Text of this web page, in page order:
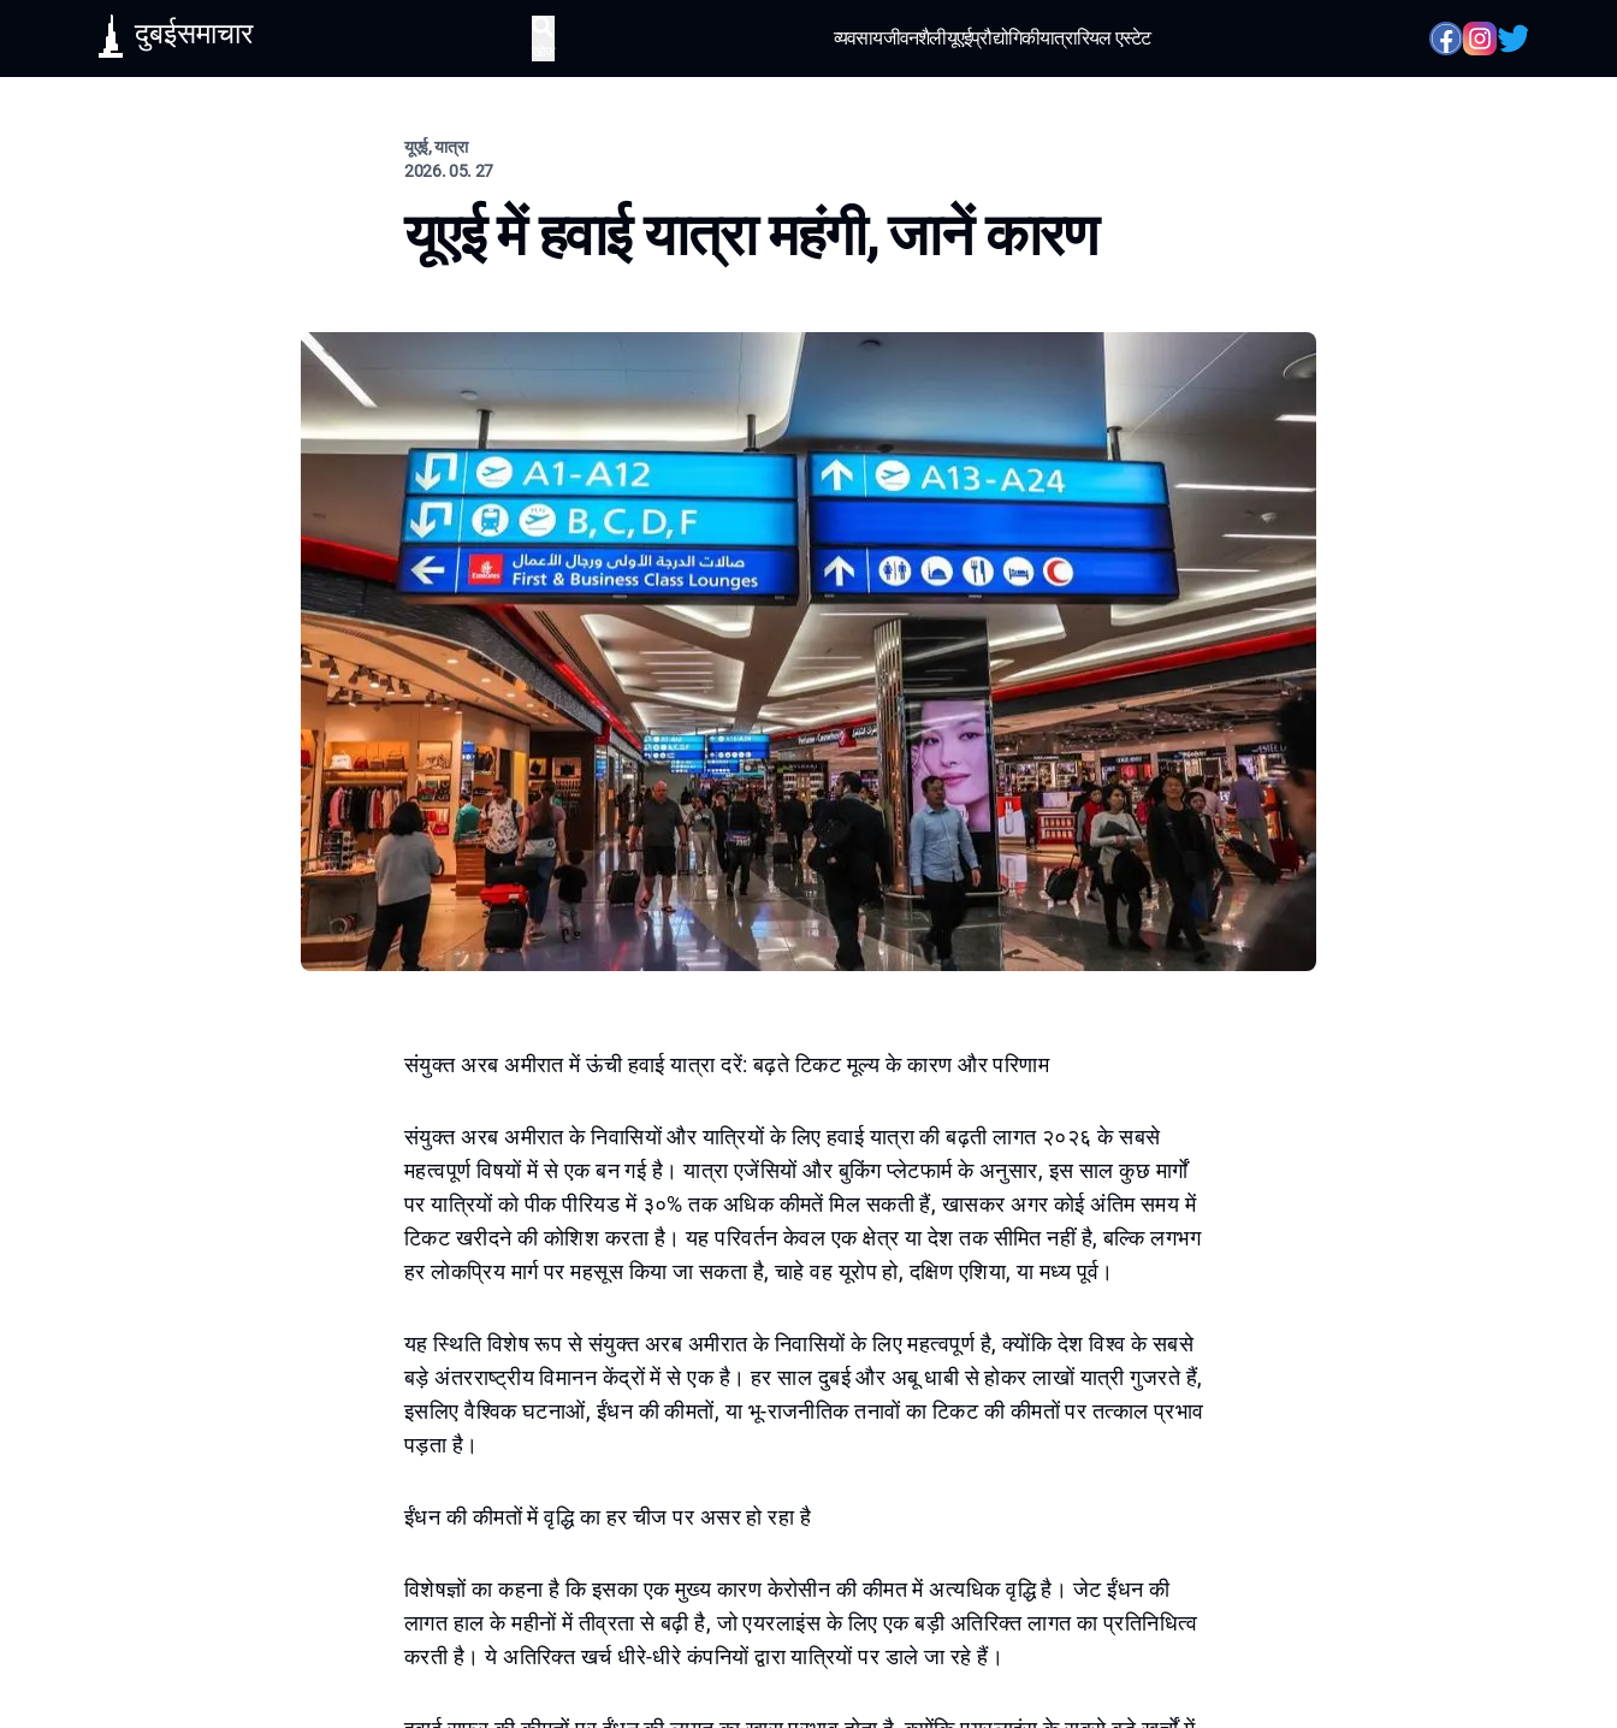
दुबईसमाचार व्यवसायजीवनशैलीयूएईप्रौद्योगिकीयात्रारियल एस्टेट
यूएई, यात्रा
2026. 05. 27
यूएई में हवाई यात्रा महंगी, जानें कारण
संयुक्त अरब अमीरात में ऊंची हवाई यात्रा दरें: बढ़ते टिकट मूल्य के कारण और परिणाम
संयुक्त अरब अमीरात के निवासियों और यात्रियों के लिए हवाई यात्रा की बढ़ती लागत २०२६ के सबसे
महत्वपूर्ण विषयों में से एक बन गई है। यात्रा एजेंसियों और बुकिंग प्लेटफार्म के अनुसार, इस साल कुछ मार्गों
पर यात्रियों को पीक पीरियड में ३०% तक अधिक कीमतें मिल सकती हैं, खासकर अगर कोई अंतिम समय में
टिकट खरीदने की कोशिश करता है। यह परिवर्तन केवल एक क्षेत्र या देश तक सीमित नहीं है, बल्कि लगभग
हर लोकप्रिय मार्ग पर महसूस किया जा सकता है, चाहे वह यूरोप हो, दक्षिण एशिया, या मध्य पूर्व।
यह स्थिति विशेष रूप से संयुक्त अरब अमीरात के निवासियों के लिए महत्वपूर्ण है, क्योंकि देश विश्व के सबसे
बड़े अंतरराष्ट्रीय विमानन केंद्रों में से एक है। हर साल दुबई और अबू धाबी से होकर लाखों यात्री गुजरते हैं,
इसलिए वैश्विक घटनाओं, ईंधन की कीमतों, या भू-राजनीतिक तनावों का टिकट की कीमतों पर तत्काल प्रभाव
पड़ता है।
ईंधन की कीमतों में वृद्धि का हर चीज पर असर हो रहा है
विशेषज्ञों का कहना है कि इसका एक मुख्य कारण केरोसीन की कीमत में अत्यधिक वृद्धि है। जेट ईंधन की
लागत हाल के महीनों में तीव्रता से बढ़ी है, जो एयरलाइंस के लिए एक बड़ी अतिरिक्त लागत का प्रतिनिधित्व
करती है। ये अतिरिक्त खर्च धीरे-धीरे कंपनियों द्वारा यात्रियों पर डाले जा रहे हैं।